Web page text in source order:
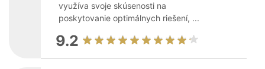
využíva svoje skúsenosti na
poskytovanie optimálnych riešení, ...
9.2